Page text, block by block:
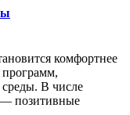
комфортнее
программ,
В числе
позитивные